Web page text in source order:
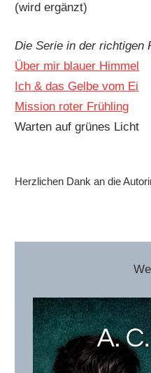
(wird ergänzt)
Die Serie in der richtigen
Über mir blauer Himmel
Ich & das Gelbe vom Ei
Mission roter Frühling
Warten auf grünes Licht
Herzlichen Dank an die